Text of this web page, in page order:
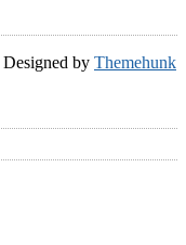
Designed by Themehunk